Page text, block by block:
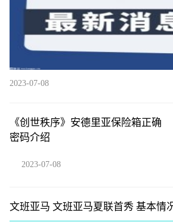
2023-07-08
《创世秩序》安德里亚保险箱正确
密码介绍
2023-07-08
文班亚马 文班亚马夏联首秀 基本情